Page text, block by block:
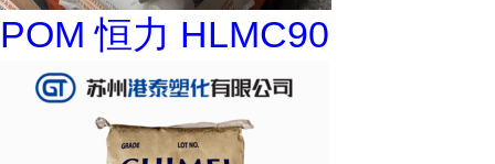
POM 恒力 HLMC90